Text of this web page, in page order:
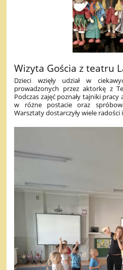
Wizyta Gościa z teatru
Dzieci wzięły udział w
prowadzonych przez aktorkę z
Podczas zajęć poznały tajniki pracy
w różne postacie oraz
Warsztaty dostarczyły wiele